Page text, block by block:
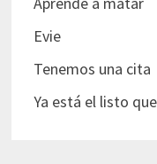
Evie
Tenemos una cita
Ya está el listo